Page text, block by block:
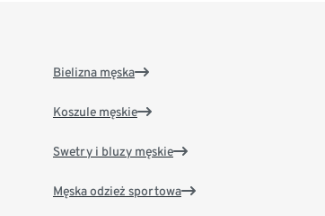
Bielizna męska
Koszule męskie
Swetry i bluzy męskie
Męska odzież sportowa